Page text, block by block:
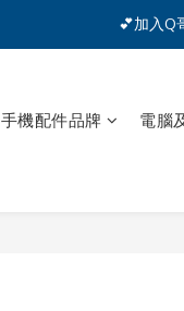
🔥iPhone
💕加入Q
手機配件品牌 電腦